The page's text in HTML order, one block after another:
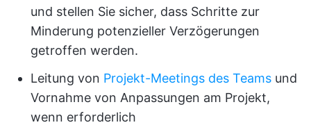
und stellen Sie sicher, dass Schritte zur
Minderung potenzieller Verzögerungen
getroffen werden.
Leitung von Projekt-Meetings des Teams und
Vornahme von Anpassungen am Projekt,
wenn erforderlich